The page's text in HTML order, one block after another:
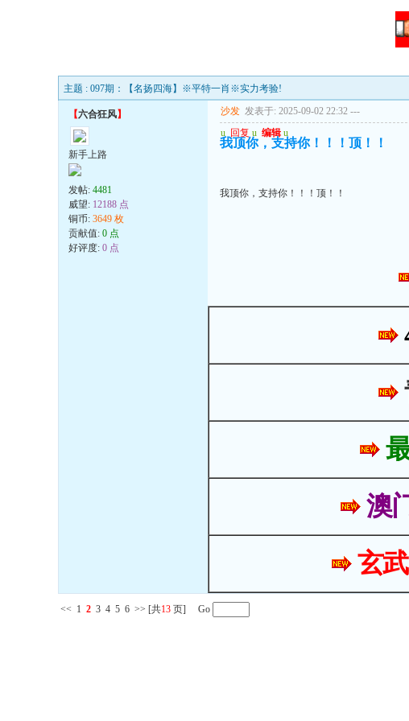
主题 : 097期：【名扬四海】※平特一肖※实力考验!
【六合狂风】
新手上路
发帖: 4481
威望: 12188 点
铜币: 3649 枚
贡献值: 0 点
好评度: 0 点
沙发 发表于: 2025-09-02 22:32 ---
u 回复 u 编辑 u
我顶你，支持你！！！顶！！
我顶你，支持你！！！顶！！
澳
玄
<< 1 2 3 4 5 6 >> [共13 页] Go